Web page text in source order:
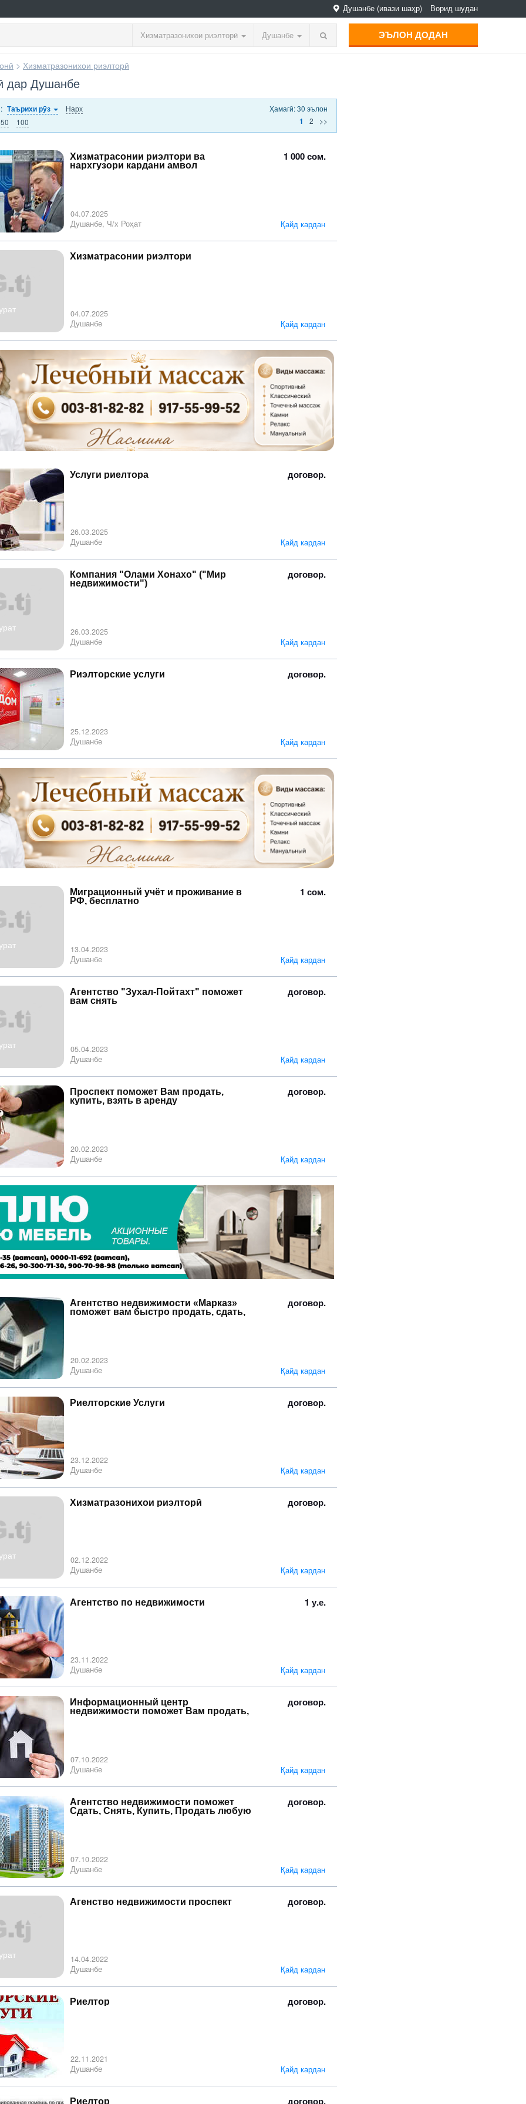
Душанбе (ивази шаҳр) Ворид шудан
Хизматразонихои риэлторӣ Душанбе ЭЪЛОН ДОДАН
> Хизматразонихои риэлторӣ
дар Душанбе
Таърихи рӯз
Нарх
50
100
Ҳамагӣ: 30 эълон
1
2 >>
1 000 сом.
Хизматрасонии риэлтори ва
нархгузори кардани амвол
04.07.2025
Душанбе, Ч/х Роҳат
Қайд кардан
Хизматрасонии риэлтори
04.07.2025
Душанбе
Қайд кардан
договор.
Услуги риелтора
26.03.2025
Душанбе
Қайд кардан
договор.
Компания "Олами Хонахо" ("Мир
недвижимости")
26.03.2025
Душанбе
Қайд кардан
договор.
Риэлторские услуги
25.12.2023
Душанбе
Қайд кардан
1 сом.
Миграционный учёт и проживание в
РФ, бесплатно
13.04.2023
Душанбе
Қайд кардан
договор.
Агентство "Зухал-Пойтахт" поможет
вам снять
05.04.2023
Душанбе
Қайд кардан
договор.
Проспект поможет Вам продать,
купить, взять в аренду
20.02.2023
Душанбе
Қайд кардан
договор.
Агентство недвижимости «Марказ»
поможет вам быстро продать, сдать,
20.02.2023
Душанбе
Қайд кардан
договор.
Риелторские Услуги
23.12.2022
Душанбе
Қайд кардан
договор.
Хизматразонихои риэлторӣ
02.12.2022
Душанбе
Қайд кардан
1 у.е.
Агентство по недвижимости
23.11.2022
Душанбе
Қайд кардан
договор.
Информационный центр
недвижимости поможет Вам продать,
07.10.2022
Душанбе
Қайд кардан
договор.
Агентство недвижимости поможет
Сдать, Снять, Купить, Продать любую
07.10.2022
Душанбе
Қайд кардан
договор.
Агенство недвижимости проспект
14.04.2022
Душанбе
Қайд кардан
договор.
Риелтор
22.11.2021
Душанбе
Қайд кардан
договор.
Риелтор